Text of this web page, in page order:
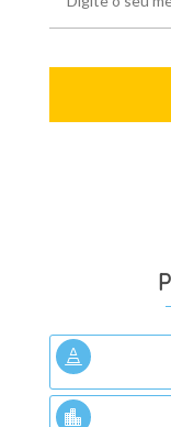

